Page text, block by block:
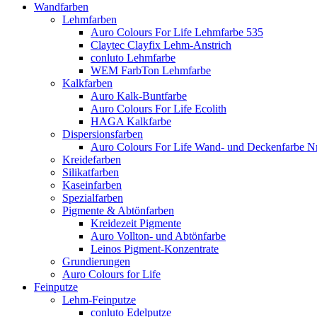
Wandfarben
Lehmfarben
Auro Colours For Life Lehmfarbe 535
Claytec Clayfix Lehm-Anstrich
conluto Lehmfarbe
WEM FarbTon Lehmfarbe
Kalkfarben
Auro Kalk-Buntfarbe
Auro Colours For Life Ecolith
HAGA Kalkfarbe
Dispersionsfarben
Auro Colours For Life Wand- und Deckenfarbe
Kreidefarben
Silikatfarben
Kaseinfarben
Spezialfarben
Pigmente & Abtönfarben
Kreidezeit Pigmente
Auro Vollton- und Abtönfarbe
Leinos Pigment-Konzentrate
Grundierungen
Auro Colours for Life
Feinputze
Lehm-Feinputze
conluto Edelputze